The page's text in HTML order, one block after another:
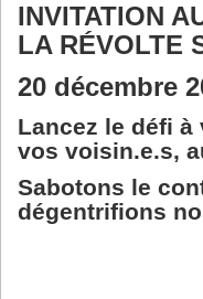
INVITATION
LA RÉVOLTE
20 décembre
Lancez le défi à
vos voisin.e.s,
Sabotons le
dégentrifions